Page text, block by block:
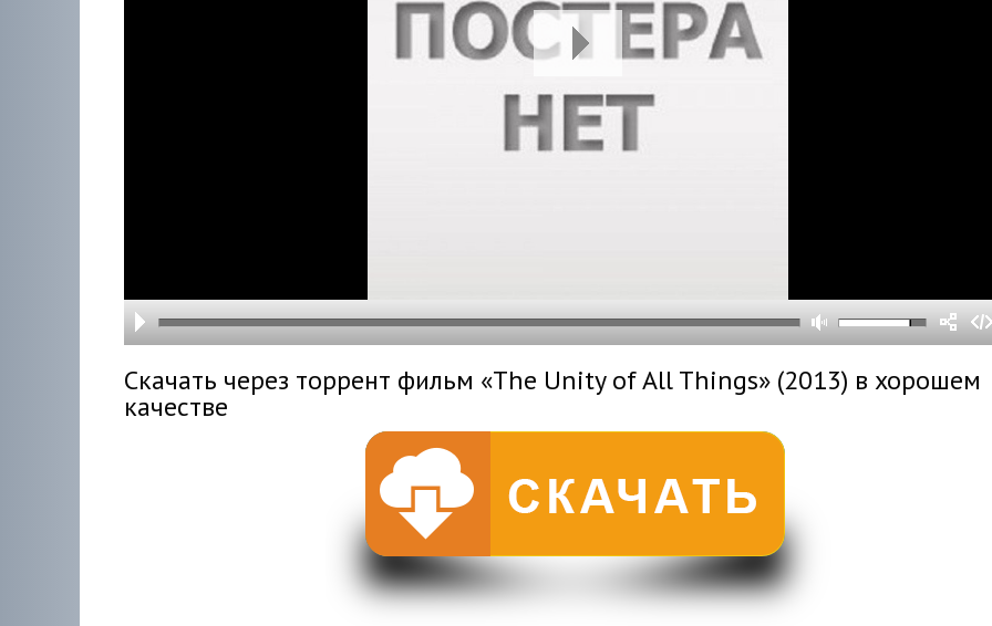
Скачать через торрент фильм «The Unity of All Things» (2013) в хорошем
качестве